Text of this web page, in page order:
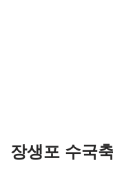
장생포 수국